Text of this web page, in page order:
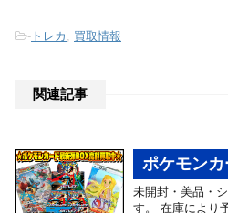
- トレカ , 買取情報
関連記事
ポケモン
未開封・美品・
す。 在庫により